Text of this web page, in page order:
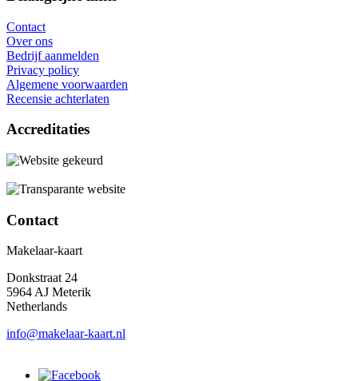
Contact
Over ons
Bedrijf aanmelden
Privacy policy
Algemene voorwaarden
Recensie achterlaten
Accreditaties
Contact
Makelaar-kaart
Donkstraat 24
5964 AJ Meterik
Netherlands
info@makelaar-kaart.nl